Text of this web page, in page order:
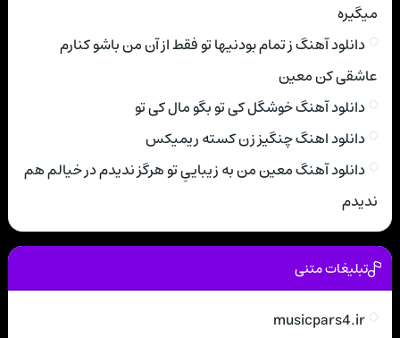
میگیره
دانلود آهنگ ز تمام بودنیها تو فقط از آن من باشو کنارم
عاشقی کن معین
دانلود آهنگ خوشگل کی تو بگو مال کی تو
دانلود اهنگ چنگیز زن کسته ریمیکس
دانلود آهنگ معین من به زیباییِ تو هرگز ندیدم در خیالم هم
ندیدم
تبلیغات متنی
musicpars4.ir